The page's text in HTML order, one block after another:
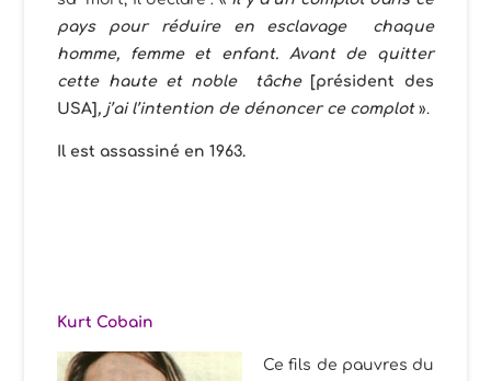
pays pour réduire en esclavage chaque
homme, femme et enfant. Avant de quitter
cette haute et noble tâche [président des
USA] , j’ai l’intention de dénoncer ce complot».
Il est assassiné en 1963.
Kurt Cobain
Ce fils de pauvres du